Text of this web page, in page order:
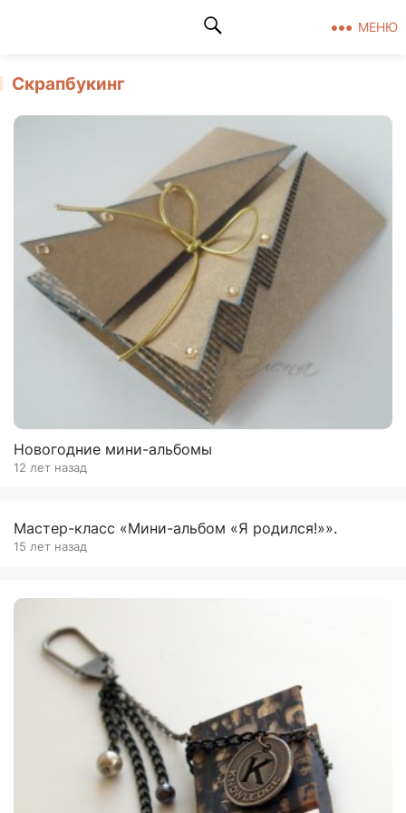
МЕНЮ
Скрапбукинг
Новогодние мини-альбомы
12 лет назад
Мастер-класс «Мини-альбом «Я родился!»».
15 лет назад